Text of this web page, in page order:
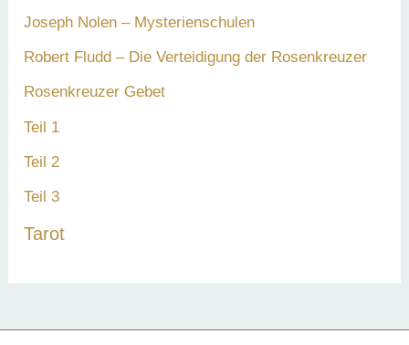
Joseph Nolen – Mysterienschulen
Robert Fludd – Die Verteidigung der Rosenkreuzer
Rosenkreuzer Gebet
Teil 1
Teil 2
Teil 3
Tarot